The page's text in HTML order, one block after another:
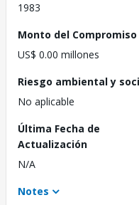
1983
Monto del Compromiso
US$ 0.00 millones
Riesgo ambiental y
No aplicable
Última Fecha de
Actualización
N/A
Notes